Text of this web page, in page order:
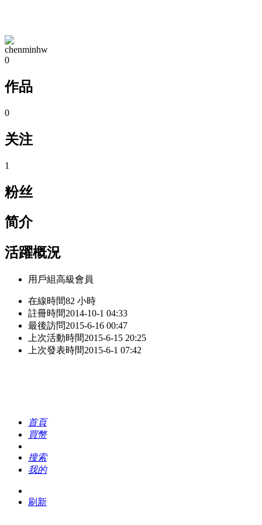
chenminhw
0
作品
0
关注
1
粉丝
简介
活躍概況
用戶組高級會員
在線時間82 小時
註冊時間2014-10-1 04:33
最後訪問2015-6-16 00:47
上次活動時間2015-6-15 20:25
上次發表時間2015-6-1 07:42
首頁
買幣
搜索
我的
刷新